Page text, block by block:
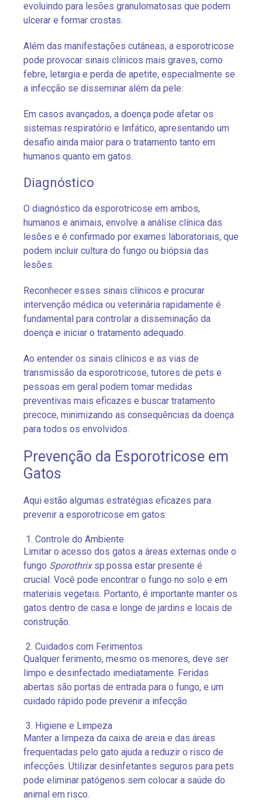
evoluindo para lesões granulomatosas que podem
ulcerar e formar crostas.
Além das manifestações cutâneas, a esporotricose
pode provocar sinais clínicos mais graves, como
febre, letargia e perda de apetite, especialmente se
a infecção se disseminar além da pele.
Em casos avançados, a doença pode afetar os
sistemas respiratório e linfático, apresentando um
desafio ainda maior para o tratamento tanto em
humanos quanto em gatos.
Diagnóstico
O diagnóstico da esporotricose em ambos,
humanos e animais, envolve a análise clínica das
lesões e é confirmado por exames laboratoriais, que
podem incluir cultura do fungo ou biópsia das
lesões.
Reconhecer esses sinais clínicos e procurar
intervenção médica ou veterinária rapidamente é
fundamental para controlar a disseminação da
doença e iniciar o tratamento adequado.
Ao entender os sinais clínicos e as vias de
transmissão da esporotricose, tutores de pets e
pessoas em geral podem tomar medidas
preventivas mais eficazes e buscar tratamento
precoce, minimizando as consequências da doença
para todos os envolvidos.
Prevenção da Esporotricose em
Gatos
Aqui estão algumas estratégias eficazes para
prevenir a esporotricose em gatos:
Controle do Ambiente
Limitar o acesso dos gatos a áreas externas onde o
fungo Sporothrixsp.possa estar presente é
crucial. Você pode encontrar o fungo no solo e em
materiais vegetais. Portanto, é importante manter os
gatos dentro de casa e longe de jardins e locais de
construção.
Cuidados com Ferimentos
Qualquer ferimento, mesmo os menores, deve ser
limpo e desinfectado imediatamente. Feridas
abertas são portas de entrada para o fungo, e um
cuidado rápido pode prevenir a infecção.
Higiene e Limpeza
Manter a limpeza da caixa de areia e das áreas
frequentadas pelo gato ajuda a reduzir o risco de
infecções. Utilizar desinfetantes seguros para pets
pode eliminar patógenos sem colocar a saúde do
animal em risco.